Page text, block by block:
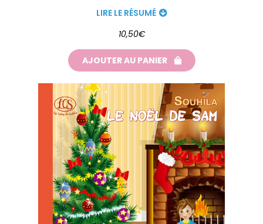
LIRE LE RÉSUMÉ
10,50€
AJOUTER AU PANIER